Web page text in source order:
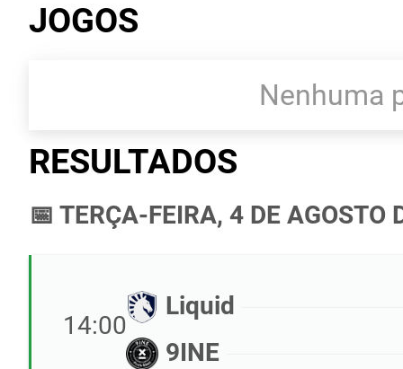
JOGOS
Nenhuma
RESULTADOS
📅 TERÇA-FEIRA, 4 DE AGOSTO
14:00
Liquid
9INE